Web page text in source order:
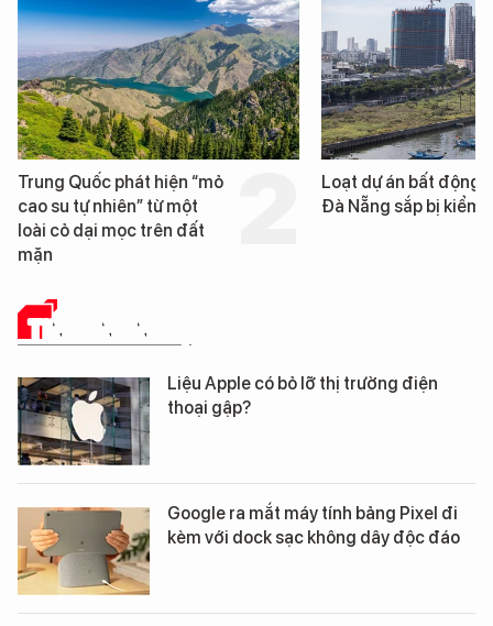
Loạt dự án bất động sản ở
Đà Nẵng sắp bị kiểm tra
Nga xây dựng hơn
km "hành lang chống
TIN CÔNG NGHỆ
Liệu Apple có bỏ lỡ thị trường điện
thoại gập?
Google ra mắt máy tính bảng Pixel đi
kèm với dock sạc không dây độc đáo